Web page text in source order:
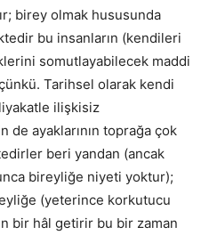
birey olmak hususunda
bu insanların (kendileri
somutlayabilecek maddi
Tarihsel olarak kendi
liyakatle ilişkisiz
de ayaklarının toprağa çok
beri yandan (ancak
bireyliğe niyeti yoktur);
(yeterince korkutucu
bir hâl getirir bu bir zaman